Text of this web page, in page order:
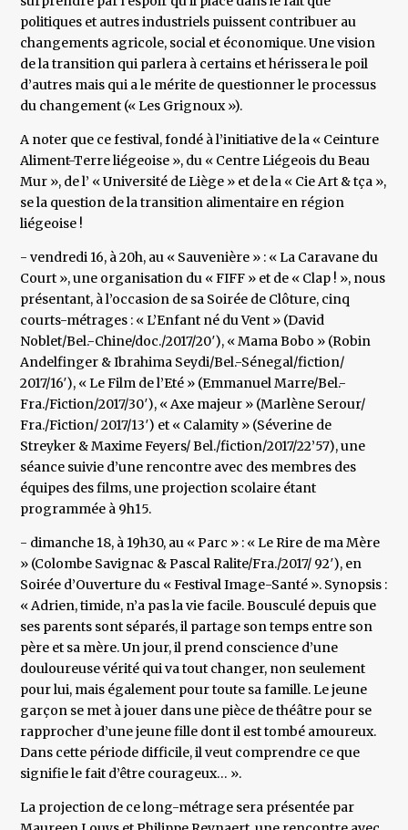
politiques et autres industriels puissent contribuer au
changements agricole, social et économique. Une vision
de la transition qui parlera à certains et hérissera le poil
d’autres mais qui a le mérite de questionner le processus
du changement (« Les Grignoux »).
A noter que ce festival, fondé à l’initiative de la « Ceinture
Aliment-Terre liégeoise », du « Centre Liégeois du Beau
Mur », de l’ « Université de Liège » et de la « Cie Art & tça »,
se la question de la transition alimentaire en région
liégeoise !
- vendredi 16, à 20h, au « Sauvenière » : « La Caravane du
Court », une organisation du « FIFF » et de « Clap ! », nous
présentant, à l’occasion de sa Soirée de Clôture, cinq
courts-métrages : « L’Enfant né du Vent » (David
Noblet/Bel.-Chine/doc./2017/20′), « Mama Bobo » (Robin
Andelfinger & Ibrahima Seydi/Bel.-Sénegal/fiction/
2017/16′), « Le Film de l’Eté » (Emmanuel Marre/Bel.-
Fra./Fiction/2017/30′), « Axe majeur » (Marlène Serour/
Fra./Fiction/ 2017/13′) et « Calamity » (Séverine de
Streyker & Maxime Feyers/ Bel./fiction/2017/22’57), une
séance suivie d’une rencontre avec des membres des
équipes des films, une projection scolaire étant
programmée à 9h15.
- dimanche 18, à 19h30, au « Parc » : « Le Rire de ma Mère
» (Colombe Savignac & Pascal Ralite/Fra./2017/ 92′), en
Soirée d’Ouverture du « Festival Image-Santé ». Synopsis :
« Adrien, timide, n’a pas la vie facile. Bousculé depuis que
ses parents sont séparés, il partage son temps entre son
père et sa mère. Un jour, il prend conscience d’une
douloureuse vérité qui va tout changer, non seulement
pour lui, mais également pour toute sa famille. Le jeune
garçon se met à jouer dans une pièce de théâtre pour se
rapprocher d’une jeune fille dont il est tombé amoureux.
Dans cette période difficile, il veut comprendre ce que
signifie le fait d’être courageux… ».
La projection de ce long-métrage sera présentée par